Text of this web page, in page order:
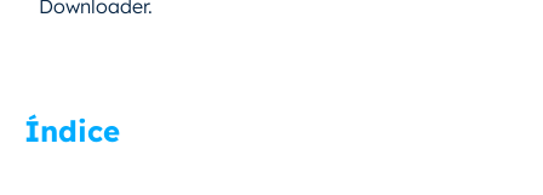
Downloader.
Índice